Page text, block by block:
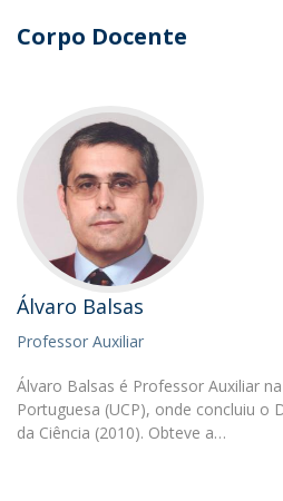
Corpo Docente
Álvaro Balsas
Professor Auxiliar
Álvaro Balsas é Professor Auxiliar
Portuguesa (UCP), onde concluiu
da Ciência (2010). Obteve a…